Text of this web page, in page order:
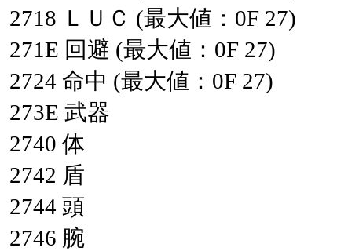
2718 ＬＵＣ (最大値：0F 27)
271E 回避 (最大値：0F 27)
2724 命中 (最大値：0F 27)
273E 武器
2740 体
2742 盾
2744 頭
2746 腕